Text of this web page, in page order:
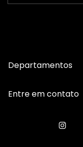
Departamentos
Entre em contato